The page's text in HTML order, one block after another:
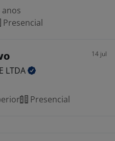
anos
Presencial
14 jul
LTDA
Presencial